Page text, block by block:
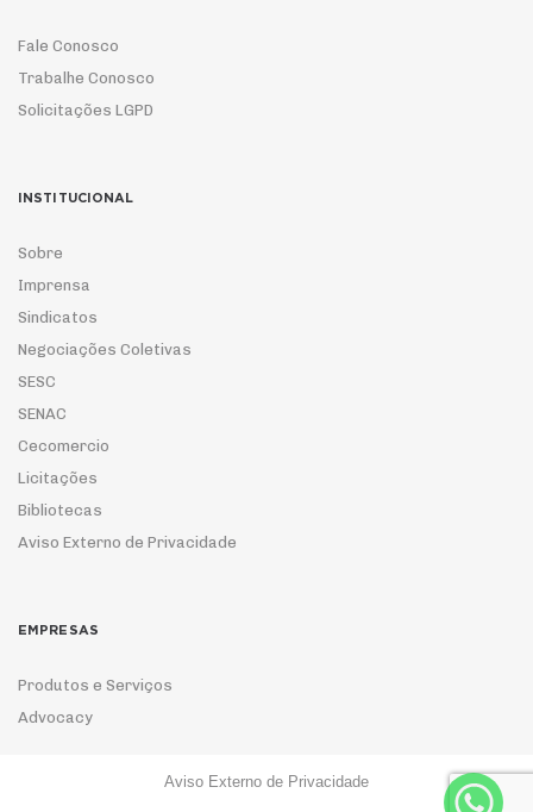
Fale Conosco
Trabalhe Conosco
Solicitações LGPD
INSTITUCIONAL
Sobre
Imprensa
Sindicatos
Negociações Coletivas
SESC
SENAC
Cecomercio
Licitações
Bibliotecas
Aviso Externo de Privacidade
EMPRESAS
Produtos e Serviços
Advocacy
Aviso Externo de Privacidade